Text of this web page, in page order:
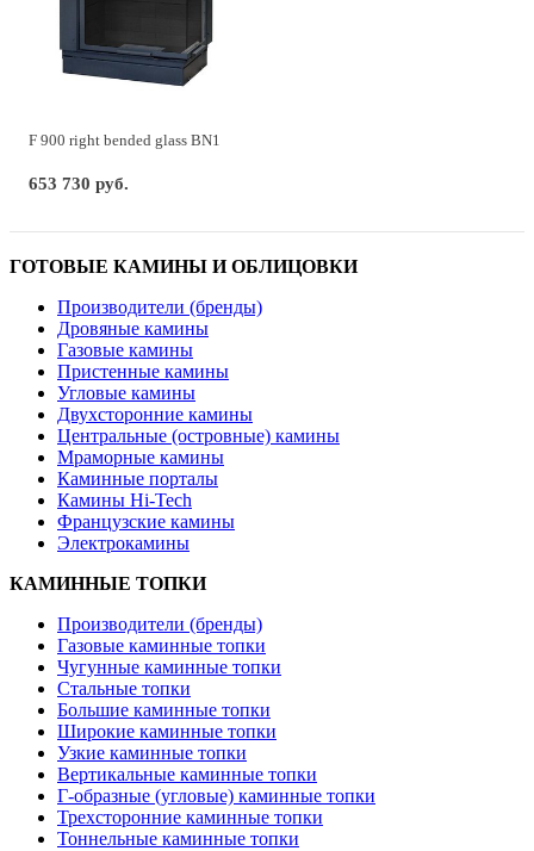
F 900 right bended glass BN1
653 730 руб.
ГОТОВЫЕ КАМИНЫ И ОБЛИЦОВКИ
Производители (бренды)
Дровяные камины
Газовые камины
Пристенные камины
Угловые камины
Двухсторонние камины
Центральные (островные) камины
Мраморные камины
Каминные порталы
Камины Hi-Tech
Французские камины
Электрокамины
КАМИННЫЕ ТОПКИ
Производители (бренды)
Газовые каминные топки
Чугунные каминные топки
Стальные топки
Большие каминные топки
Широкие каминные топки
Узкие каминные топки
Вертикальные каминные топки
Г-образные (угловые) каминные топки
Трехсторонние каминные топки
Тоннельные каминные топки